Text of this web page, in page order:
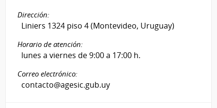
Dirección:
Liniers 1324 piso 4 (Montevideo, Uruguay)
Horario de atención:
lunes a viernes de 9:00 a 17:00 h.
Correo electrónico:
contacto@agesic.gub.uy